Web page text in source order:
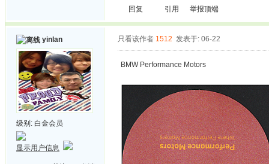
回复 引用 举报顶端
yinlan
级别: 白金会员
显示用户信息
只看该作者 1512 发表于: 06-22
BMW Performance Motors